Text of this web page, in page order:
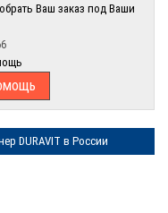
Ваш заказ под Ваши
DURAVIT в России